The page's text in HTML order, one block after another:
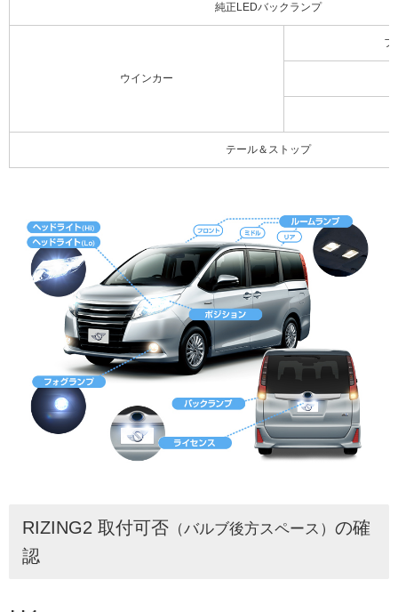
純正LEDバックランプ
ウインカー
フ
テール＆ストップ
RIZING2 取付可否 （バルブ後方スペース） の確
認